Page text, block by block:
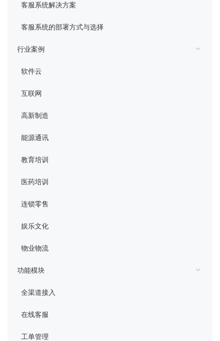
客服系统解决方案
客服系统的部署方式与选择
行业案例
软件云
互联网
高新制造
能源通讯
教育培训
医药培训
连锁零售
娱乐文化
物业物流
功能模块
全渠道接入
在线客服
工单管理